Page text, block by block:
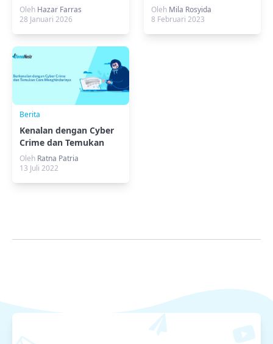
Dampaknya bagi
Websitemu
Oleh Hazar Farras
28 Januari 2026
Contohnya!
Oleh Mila Rosyida
8 Februari 2023
Berita
Kenalan dengan Cyber
Crime dan Temukan
Cara Menghindarinya
Oleh Ratna Patria
13 Juli 2022